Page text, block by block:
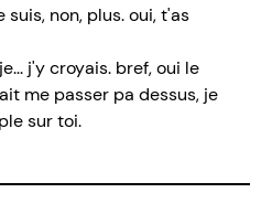
non, plus. oui, t'as
j'y croyais. bref, oui le
me passer pa dessus, je
sur toi.